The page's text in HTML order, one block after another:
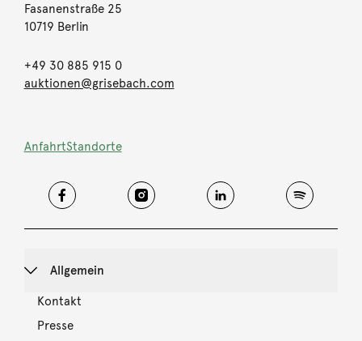
Fasanenstraße 25
10719 Berlin
+49 30 885 915 0
auktionen@grisebach.com
AnfahrtStandorte
Allgemein
Kontakt
Presse